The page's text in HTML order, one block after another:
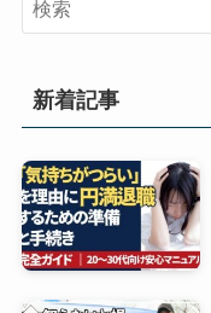
新着記事